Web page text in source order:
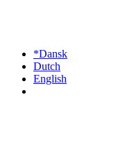
*Dansk
Dutch
English